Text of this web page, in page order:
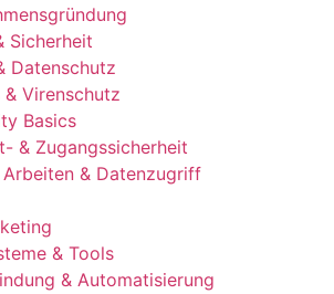
Sicherheit
Datenschutz
& Virenschutz
Basics
& Zugangssicherheit
Arbeiten & Datenzugriff
& Tools
& Automatisierung